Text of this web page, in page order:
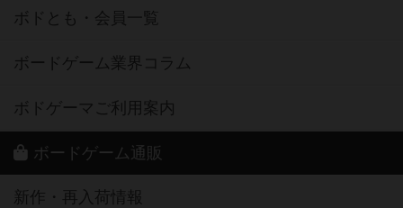
ボドとも・会員一覧
ボードゲーム業界コラム
ボドゲーマご利用案内
ボードゲーム通販
新作・再入荷情報